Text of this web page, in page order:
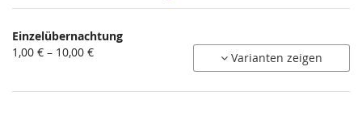
Produkte
Unkategorisierte
Einzelübernachtung
von
1,00 € – 10,00 € Varianten zeigen